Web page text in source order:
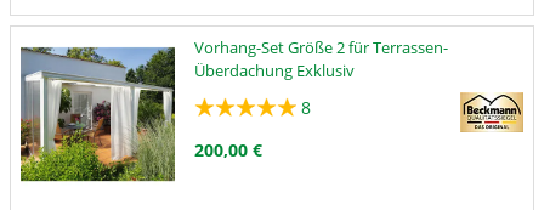
Vorhang-Set Größe 2 für Terrassen-
Überdachung Exklusiv
8
200,00 €